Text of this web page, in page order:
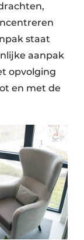
staat
aanpak
opvolging
en met de